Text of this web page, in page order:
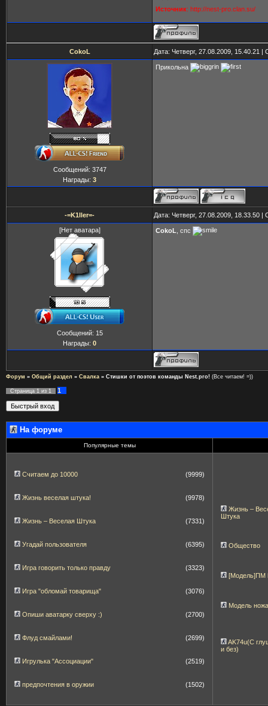
Источник: http://nest-pro.clan.su/
CokoL Дата: Четверг, 27.08.2009, 15.40.21 |
Сообщений: 3747
Награды: 3
Прикольна
-=K1ller=- Дата: Четверг, 27.08.2009, 18.33.50 |
[Нет аватара]
Сообщений: 15
Награды: 0
CokoL , спс
Форум » Общий раздел » Свалка » Стишки от поэтов команды Nest.pro! (Все читаем! =))
Страница 1 из 1
1
На форуме
Популярные темы
Считаем до 10000 (9999)
Жизнь веселая штука! (9978)
Жизнь – Веселая Штука (7331)
Угадай пользователя (6395)
Игра говорить только правду (3323)
Игра "обломай товарища" (3076)
Опиши аватарку сверху :) (2700)
Флуд смайлами! (2699)
Игрулька "Ассоциации" (2519)
предпочтения в оружии (1502)
Жизнь –
Штука
Общество
[Модель]ПМ
Модель ножа
AK74u(С
и без)